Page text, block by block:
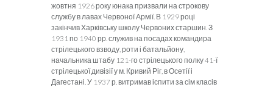
жовтня 1926 року юнака призвали на строкову
службу в лавах Червоної Армії. В 1929 році
закінчив Харківську школу Червоних старшин. З
1931 по 1940 рр. служив на посадах командира
стрілецького взводу, роти і батальйону,
начальника штабу 121-го стрілецького полку 41-ї
стрілецької дивізії у м. Кривий Ріг, в Осетії і
Дагестані. У 1937 р. витримав іспити за сім класів